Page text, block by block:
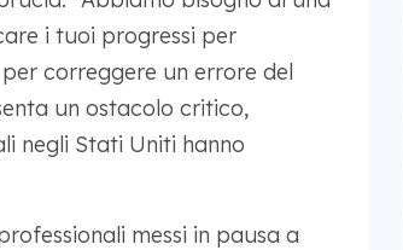
i tuoi progressi per
correggere un errore del
un ostacolo critico,
negli Stati Uniti hanno
messi in pausa a